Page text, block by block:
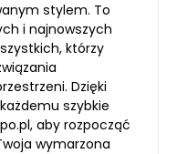
stylem. To
i najnowszych
którzy
Dzięki
szybkie
aby rozpocząć
wymarzona